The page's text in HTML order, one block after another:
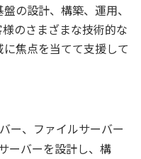
の設計、構築、運用、
のさまざまな技術的な
焦点を当てて支援して
ー、ファイルサーバー
ーバーを設計し、構